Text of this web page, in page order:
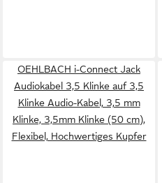
OEHLBACH i-Connect Jack
Audiokabel 3,5 Klinke auf 3,5
Klinke Audio-Kabel, 3,5 mm
Klinke, 3,5mm Klinke (50 cm),
Flexibel, Hochwertiges Kupfer